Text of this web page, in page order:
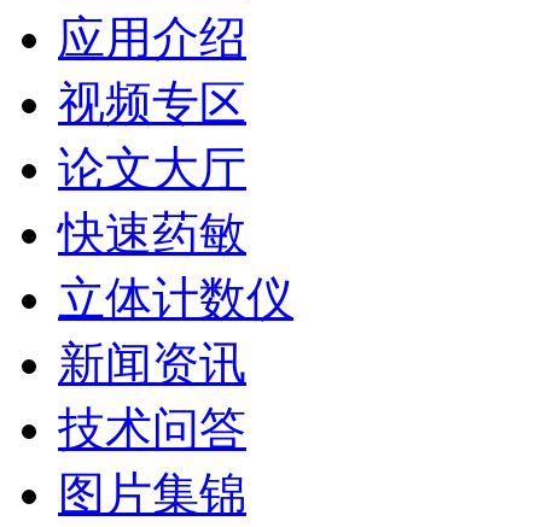
应用介绍
视频专区
论文大厅
快速药敏
立体计数仪
新闻资讯
技术问答
图片集锦